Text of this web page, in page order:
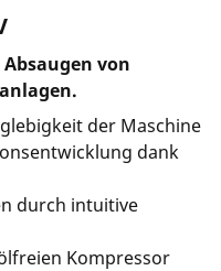
von
der Maschine
dank
durch intuitive
Kompressor